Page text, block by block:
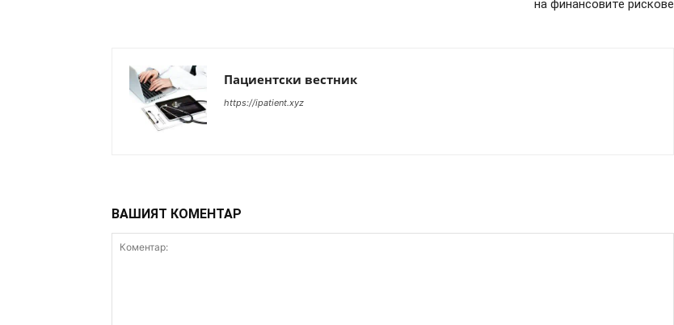
на финансовите рискове
Пациентски вестник
https://ipatient.xyz
ВАШИЯТ КОМЕНТАР